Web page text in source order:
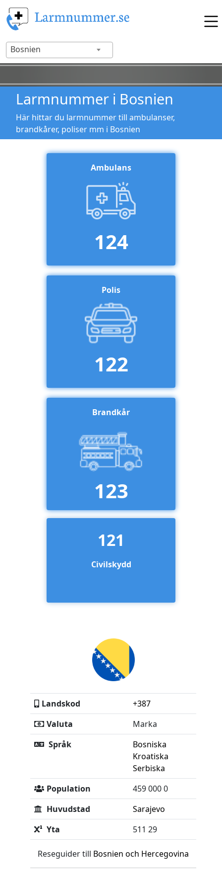
Bosnien
Larmnummer i Bosnien
Här hittar du larmnummer till ambulanser,
brandkårer, poliser mm i Bosnien
Ambulans
124
Polis
122
Brandkår
123
121
Civilskydd
Landskod
+387
Valuta
Marka
Språk
Bosniska
Kroatiska
Serbiska
Population
459 000 0
Huvudstad
Sarajevo
Yta
511 29
Reseguider till Bosnien och Hercegovina